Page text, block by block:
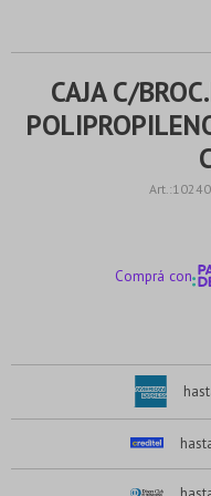
CAJA C/
Comprá con